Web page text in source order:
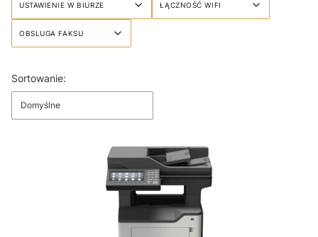
USTAWIENIE W BIURZE ŁĄCZNOŚĆ WIFI
OBSLUGA FAKSU
Lista produktów
Sortowanie:
Domyślne